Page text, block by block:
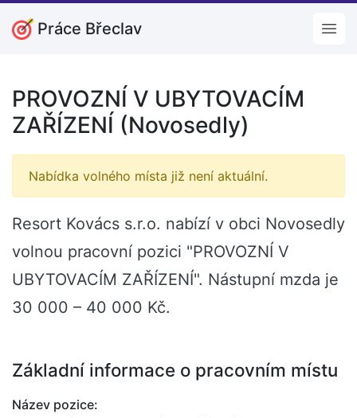
Práce Břeclav
PROVOZNÍ V UBYTOVACÍM
ZAŘÍZENÍ (Novosedly)
Nabídka volného místa již není aktuální.
Resort Kovács s.r.o. nabízí v obci Novosedly
volnou pracovní pozici "PROVOZNÍ V
UBYTOVACÍM ZAŘÍZENÍ". Nástupní mzda je
30 000 – 40 000 Kč.
Základní informace o pracovním místu
Název pozice: